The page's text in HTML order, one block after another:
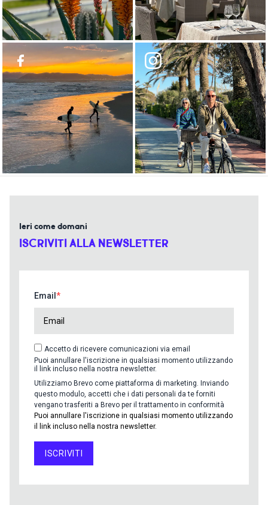
Ieri come domani
ISCRIVITI ALLA NEWSLETTER
Email
Accetto di ricevere comunicazioni via email
Puoi annullare l'iscrizione in qualsiasi momento utilizzando
il link incluso nella nostra newsletter.
Utilizziamo Brevo come piattaforma di marketing. Inviando
questo modulo, accetti che i dati personali da te forniti
vengano trasferiti a Brevo per il trattamento in conformità
Puoi annullare l'iscrizione in qualsiasi momento utilizzando
il link incluso nella nostra newsletter.
ISCRIVITI